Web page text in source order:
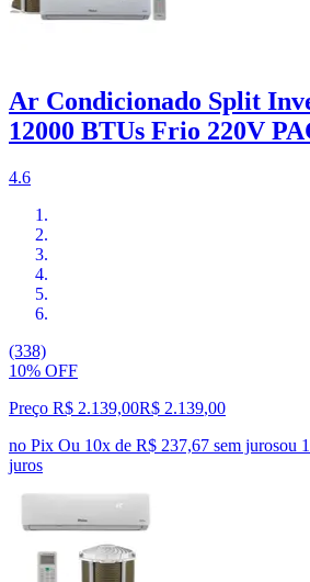
Ar Condicionado Split
12000 BTUs Frio 220V
4.6
(338)
10% OFF
Preço R$ 2.139,00R$ 2.139,00
no Pix Ou 10x de R$ 237,67 sem jurosou
juros